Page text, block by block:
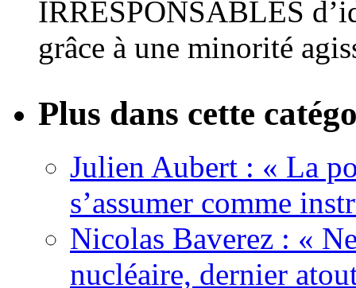
IRRESPONSABLES
grâce à une minorité
Plus dans cette
Julien Aubert : « La
s’assumer comme
Nicolas Baverez : «
nucléaire, dernier